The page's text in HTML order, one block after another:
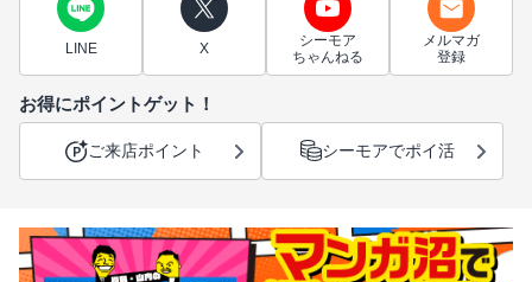
LINE X
シーモア
ちゃんねる
メルマガ
登録
お得にポイントゲット！
ご来店ポイント シーモアでポイ活